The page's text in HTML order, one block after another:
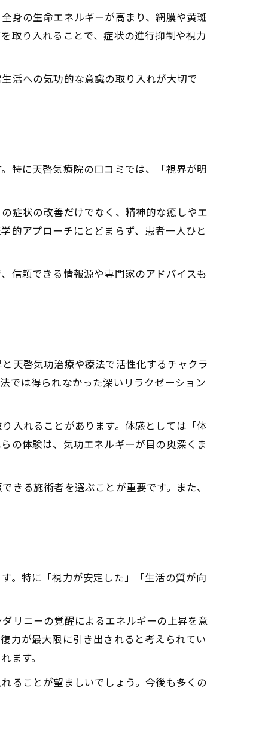
支える
身の生命エネルギーが高まり、網膜や黄斑
取り入れることで、症状の進行抑制や視力
活への気功的な意識の取り入れが大切で
特に天啓気療院の口コミでは、「視界が明
症状の改善だけでなく、精神的な癒しやエ
的アプローチにとどまらず、患者一人ひと
信頼できる情報源や専門家のアドバイスも
天啓気功治療や療法で活性化するチャクラ
では得られなかった深いリラクゼーション
入れることがあります。体感としては「体
の体験は、気功エネルギーが目の奥深くま
きる施術者を選ぶことが重要です。また、
。特に「視力が安定した」「生活の質が向
リニーの覚醒によるエネルギーの上昇を意
力が最大限に引き出されると考えられてい
ます。
ることが望ましいでしょう。今後も多くの